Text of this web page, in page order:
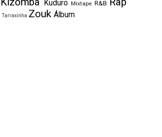
Kuduro Mixtape R&B
Tarraxinha Zouk Álbum